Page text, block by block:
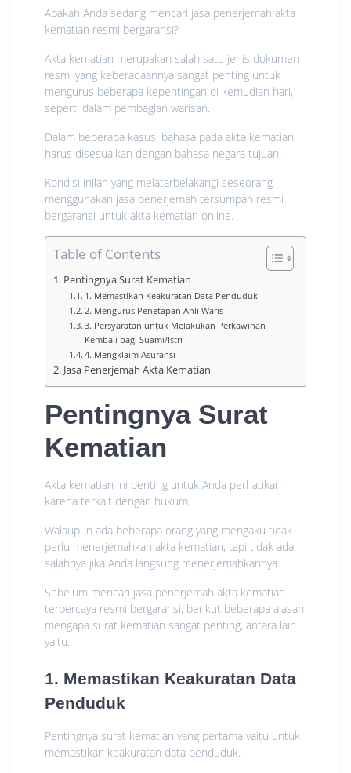
Apakah Anda sedang mencari jasa penerjemah akta
kematian resmi bergaransi?
Akta kematian merupakan salah satu jenis dokumen
resmi yang keberadaannya sangat penting untuk
mengurus beberapa kepentingan di kemudian hari,
seperti dalam pembagian warisan.
Dalam beberapa kasus, bahasa pada akta kematian
harus disesuaikan dengan bahasa negara tujuan.
Kondisi inilah yang melatarbelakangi seseorang
menggunakan jasa penerjemah tersumpah resmi
bergaransi untuk akta kematian online.
Table of Contents
Pentingnya Surat Kematian
1. Memastikan Keakuratan Data Penduduk
2. Mengurus Penetapan Ahli Waris
3. Persyaratan untuk Melakukan Perkawinan
Kembali bagi Suami/Istri
4. Mengklaim Asuransi
Jasa Penerjemah Akta Kematian
Pentingnya Surat
Kematian
Akta kematian ini penting untuk Anda perhatikan
karena terkait dengan hukum.
Walaupun ada beberapa orang yang mengaku tidak
perlu menerjemahkan akta kematian, tapi tidak ada
salahnya jika Anda langsung menerjemahkannya.
Sebelum mencari jasa penerjemah akta kematian
terpercaya resmi bergaransi, berikut beberapa alasan
mengapa surat kematian sangat penting, antara lain
yaitu:
1. Memastikan Keakuratan Data
Penduduk
Pentingnya surat kematian yang pertama yaitu untuk
memastikan keakuratan data penduduk.